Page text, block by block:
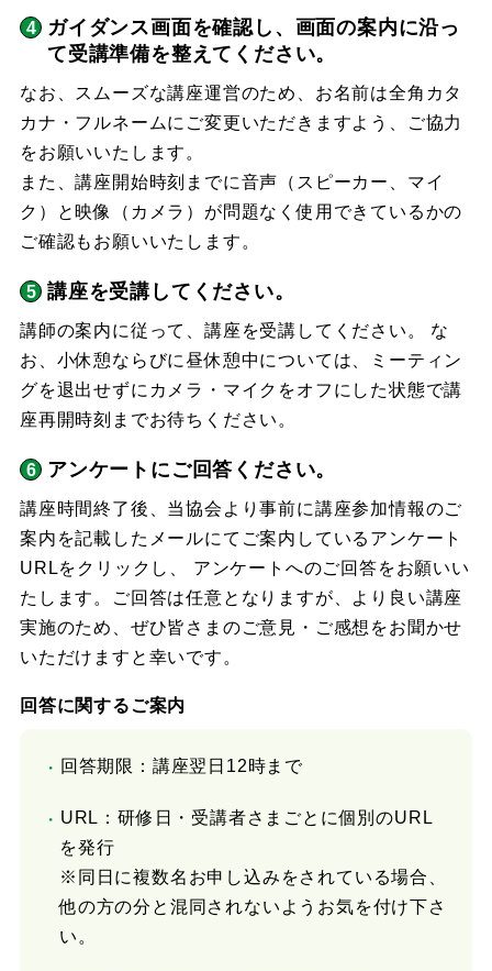
ガイダンス画面を確認し、画面の案内に沿っ
て受講準備を整えてください。
なお、スムーズな講座運営のため、お名前は全角カタ
カナ・フルネームにご変更いただきますよう、ご協力
をお願いいたします。
また、講座開始時刻までに音声（スピーカー、マイ
ク）と映像（カメラ）が問題なく使用できているかの
ご確認もお願いいたします。
講座を受講してください。
講師の案内に従って、講座を受講してください。 な
お、小休憩ならびに昼休憩中については、ミーティン
グを退出せずにカメラ・マイクをオフにした状態で講
座再開時刻までお待ちください。
アンケートにご回答ください。
講座時間終了後、当協会より事前に講座参加情報のご
案内を記載したメールにてご案内しているアンケート
URLをクリックし、 アンケートへのご回答をお願いい
たします。ご回答は任意となりますが、より良い講座
実施のため、ぜひ皆さまのご意見・ご感想をお聞かせ
いただけますと幸いです。
回答に関するご案内
回答期限：講座翌日12時まで
URL：研修日・受講者さまごとに個別のURL
を発行
※同日に複数名お申し込みをされている場合、
他の方の分と混同されないようお気を付け下さ
い。